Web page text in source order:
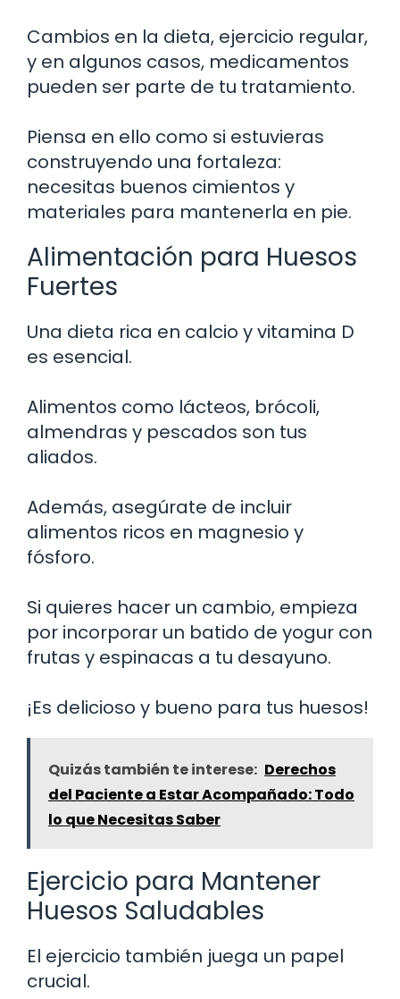
Cambios en la dieta, ejercicio regular,
y en algunos casos, medicamentos
pueden ser parte de tu tratamiento.
Piensa en ello como si estuvieras
construyendo una fortaleza:
necesitas buenos cimientos y
materiales para mantenerla en pie.
Alimentación para Huesos
Fuertes
Una dieta rica en calcio y vitamina D
es esencial.
Alimentos como lácteos, brócoli,
almendras y pescados son tus
aliados.
Además, asegúrate de incluir
alimentos ricos en magnesio y
fósforo.
Si quieres hacer un cambio, empieza
por incorporar un batido de yogur con
frutas y espinacas a tu desayuno.
¡Es delicioso y bueno para tus huesos!
Quizás también te interese: Derechos
del Paciente a Estar Acompañado: Todo
lo que Necesitas Saber
Ejercicio para Mantener
Huesos Saludables
El ejercicio también juega un papel
crucial.